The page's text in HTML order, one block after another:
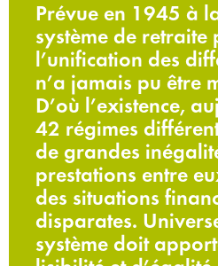
Prévue en 1945 à
système de
l’unification des
n’a jamais pu être
D’où l’existence,
42 régimes
de grandes
prestations entre
des situations
disparates.
système doit